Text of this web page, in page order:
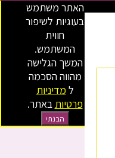
האתר משתמש
בעוגיות לשיפור
חווית
המשתמש.
המשך הגלישה
מהווה הסכמה
ל מדיניות
פרטיות באתר.
הבנתי